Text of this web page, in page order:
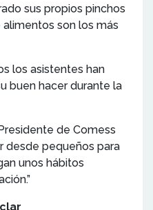
sus propios pinchos
son los más
los asistentes han
buen hacer durante la
de Comess
desde pequeños para
unos hábitos